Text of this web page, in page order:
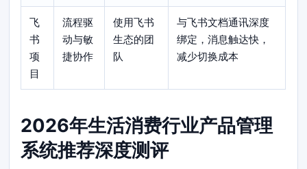
飞
书
项
目
流程驱
动与敏
捷协作
使用飞书
生态的团
队
与飞书文档通讯深度
绑定，消息触达快，
减少切换成本
2026年生活消费行业产品管理
系统推荐深度测评